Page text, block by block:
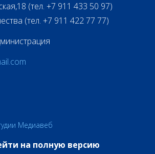
(тел. +7 911 433 50 97)
(тел. +7 911 422 77 77)
Медиавеб
на полную версию